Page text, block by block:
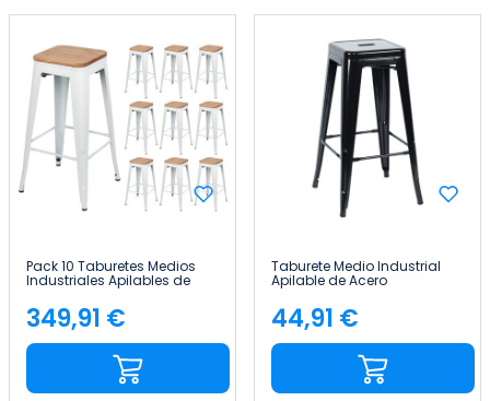
Pack 10 Taburetes Medios
Industriales Apilables de
Acero y Madera
43x43x76cm Thinia Home
Precio
349,91 €
Taburete Medio Industrial
Apilable de Acero
43x43x76cm Thinia Home
Precio
44,91 €